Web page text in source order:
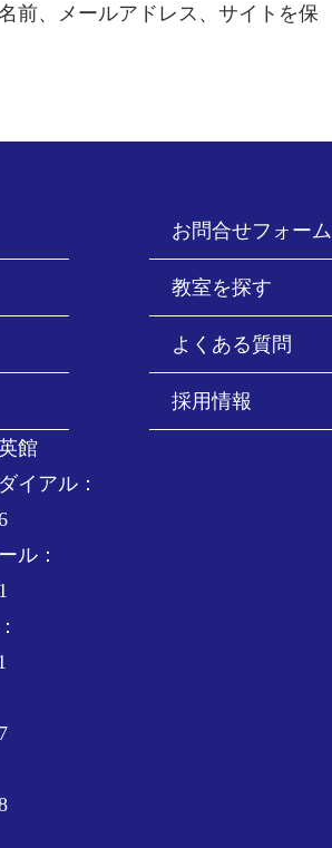
前、メールアドレス、サイトを保
館
イアル：
ル：
お問合せフォーム
教室を探す
よくある質問
採用情報